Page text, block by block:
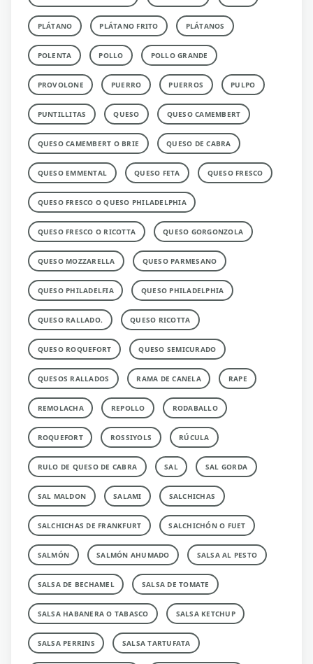
PLÁTANO PLÁTANO FRITO PLÁTANOS
POLENTA POLLO POLLO GRANDE
PROVOLONE PUERRO PUERROS PULPO
PUNTILLITAS QUESO QUESO CAMEMBERT
QUESO CAMEMBERT O BRIE QUESO DE CABRA
QUESO EMMENTAL QUESO FETA QUESO FRESCO
QUESO FRESCO O QUESO PHILADELPHIA
QUESO FRESCO O RICOTTA QUESO GORGONZOLA
QUESO MOZZARELLA QUESO PARMESANO
QUESO PHILADELFIA QUESO PHILADELPHIA
QUESO RALLADO. QUESO RICOTTA
QUESO ROQUEFORT QUESO SEMICURADO
QUESOS RALLADOS RAMA DE CANELA RAPE
REMOLACHA REPOLLO RODABALLO
ROQUEFORT ROSSIYOLS RÚCULA
RULO DE QUESO DE CABRA SAL SAL GORDA
SAL MALDON SALAMI SALCHICHAS
SALCHICHAS DE FRANKFURT SALCHICHÓN O FUET
SALMÓN SALMÓN AHUMADO SALSA AL PESTO
SALSA DE BECHAMEL SALSA DE TOMATE
SALSA HABANERA O TABASCO SALSA KETCHUP
SALSA PERRINS SALSA TARTUFATA